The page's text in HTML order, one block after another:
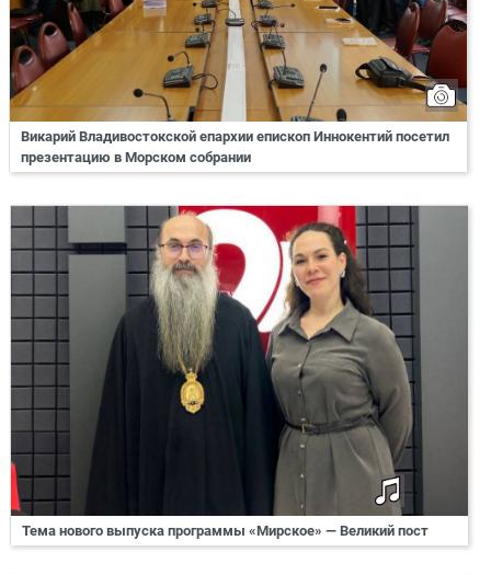
Викарий Владивостокской епархии епископ Иннокентий посетил
презентацию в Морском собрании
Тема нового выпуска программы «Мирское» — Великий пост